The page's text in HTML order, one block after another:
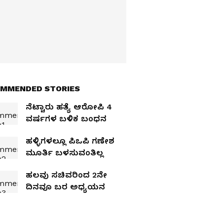
STORIES
ನೆಟ್ಟಾರು ಹತ್ಯೆ ಆರೋಪಿ 4
ವರ್ಷಗಳ ಬಳಿಕ ಬಂಧನ
ಹಳ್ಳಿಗಳಲ್ಲೂ ಪಿಒಪಿ ಗಣೇಶ
ಮೂರ್ತಿ ಬಳಸುವಂತಿಲ್ಲ
ಹಲವು ಸಚಿವರಿಂದ 2ನೇ
ದಿನವೂ ಬರ ಅಧ್ಯಯನ